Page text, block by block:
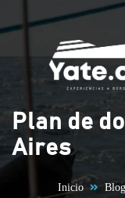
Saltar al contenido
Plan de
Aires
Inicio Blog